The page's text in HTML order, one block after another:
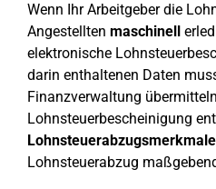
Wenn Ihr Arbeitgeber die
Angestellten maschinell
elektronische
darin enthaltenen Daten
Finanzverwaltung
Lohnsteuerbescheinigung
Lohnsteuerabzugsmerkmale
Lohnsteuerabzug